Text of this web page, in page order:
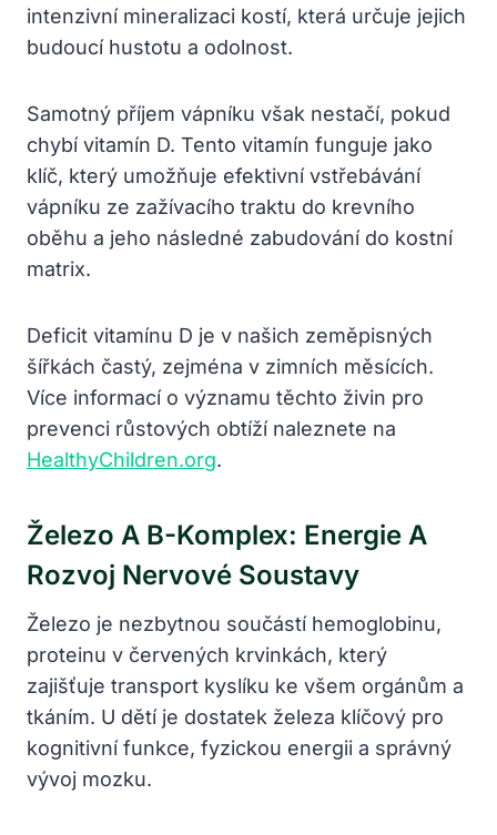
intenzivní mineralizaci kostí, která určuje jejich
budoucí hustotu a odolnost.
Samotný příjem vápníku však nestačí, pokud
chybí vitamín D. Tento vitamín funguje jako
klíč, který umožňuje efektivní vstřebávání
vápníku ze zažívacího traktu do krevního
oběhu a jeho následné zabudování do kostní
matrix.
Deficit vitamínu D je v našich zeměpisných
šířkách častý, zejména v zimních měsících.
Více informací o významu těchto živin pro
prevenci růstových obtíží naleznete na
HealthyChildren.org.
Železo A B-Komplex: Energie A
Rozvoj Nervové Soustavy
Železo je nezbytnou součástí hemoglobinu,
proteinu v červených krvinkách, který
zajišťuje transport kyslíku ke všem orgánům a
tkáním. U dětí je dostatek železa klíčový pro
kognitivní funkce, fyzickou energii a správný
vývoj mozku.